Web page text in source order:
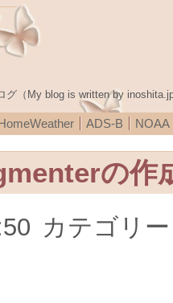
グ（My blog is written by
ADS-B NOAA
の作
カテゴリ